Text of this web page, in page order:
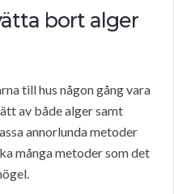
bort alger
till hus någon gång vara
av både alger samt
annorlunda metoder
många metoder som det